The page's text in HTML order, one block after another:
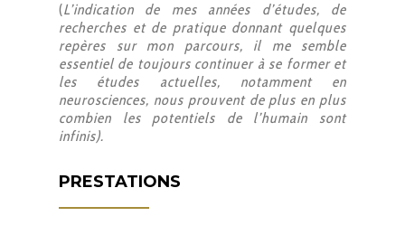
(L’indication de mes années d’études, de
recherches et de pratique donnant quelques
repères sur mon parcours, il me semble
essentiel de toujours continuer à se former et
les études actuelles, notamment en
neurosciences, nous prouvent de plus en plus
combien les potentiels de l’humain sont
infinis).
PRESTATIONS